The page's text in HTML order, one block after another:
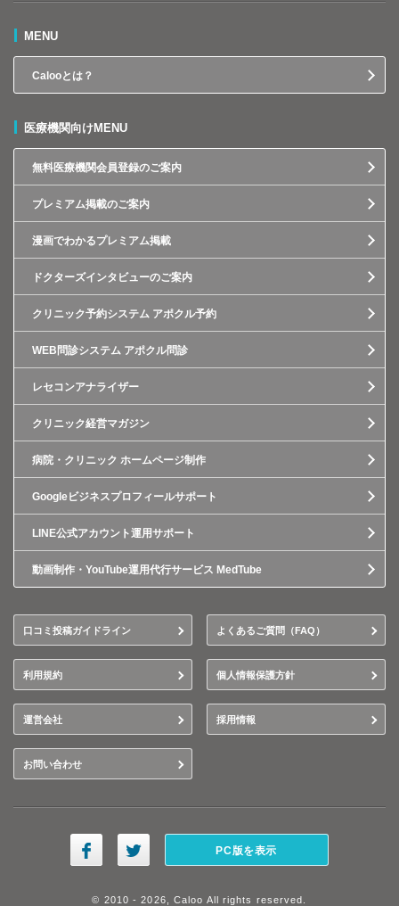
MENU
Calooとは？
医療機関向けMENU
無料医療機関会員登録のご案内
プレミアム掲載のご案内
漫画でわかるプレミアム掲載
ドクターズインタビューのご案内
クリニック予約システム アポクル予約
WEB問診システム アポクル問診
レセコンアナライザー
クリニック経営マガジン
病院・クリニック ホームページ制作
Googleビジネスプロフィールサポート
LINE公式アカウント運用サポート
動画制作・YouTube運用代行サービス MedTube
口コミ投稿ガイドライン よくあるご質問（FAQ）
利用規約 個人情報保護方針
運営会社 採用情報
お問い合わせ
PC版を表示
© 2010 - 2026, Caloo All rights reserved.